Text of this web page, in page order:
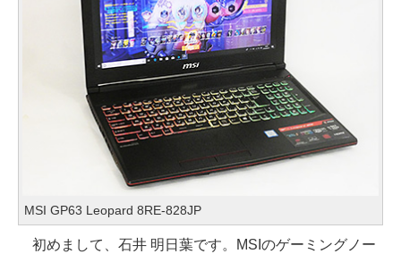
MSI GP63 Leopard 8RE-828JP
初めまして、石井 明日葉です。MSIのゲーミングノー